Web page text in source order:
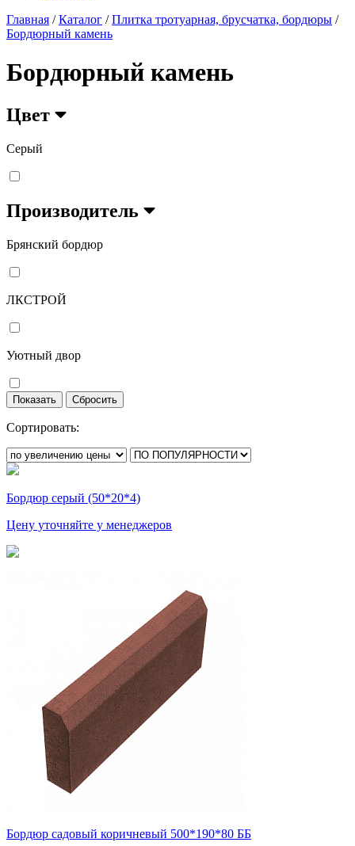
Главная /Каталог /Плитка тротуарная, брусчатка, бордюры /
Бордюрный камень
Бордюрный камень
Цвет
Серый
Производитель
Брянский бордюр
ЛКСТРОЙ
Уютный двор
Сортировать:
Бордюр серый (50*20*4)
Цену уточняйте у менеджеров
Бордюр садовый коричневый 500*190*80 ББ